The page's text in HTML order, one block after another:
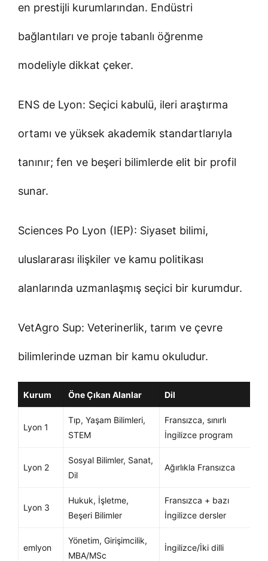
en prestijli kurumlarından. Endüstri
bağlantıları ve proje tabanlı öğrenme
modeliyle dikkat çeker.
ENS de Lyon: Seçici kabulü, ileri araştırma
ortamı ve yüksek akademik standartlarıyla
tanınır; fen ve beşeri bilimlerde elit bir profil
sunar.
Sciences Po Lyon (IEP): Siyaset bilimi,
uluslararası ilişkiler ve kamu politikası
alanlarında uzmanlaşmış seçici bir kurumdur.
VetAgro Sup: Veterinerlik, tarım ve çevre
bilimlerinde uzman bir kamu okuludur.
Kurum Öne Çıkan Alanlar Dil
Lyon 1
Tıp, Yaşam Bilimleri,
STEM
Fransızca, sınırlı
İngilizce program
Lyon 2
Sosyal Bilimler, Sanat,
Dil
Ağırlıkla Fransızca
Lyon 3
Hukuk, İşletme,
Beşeri Bilimler
Fransızca + bazı
İngilizce dersler
emlyon
Yönetim, Girişimcilik,
MBA/MSc
İngilizce/İki dilli